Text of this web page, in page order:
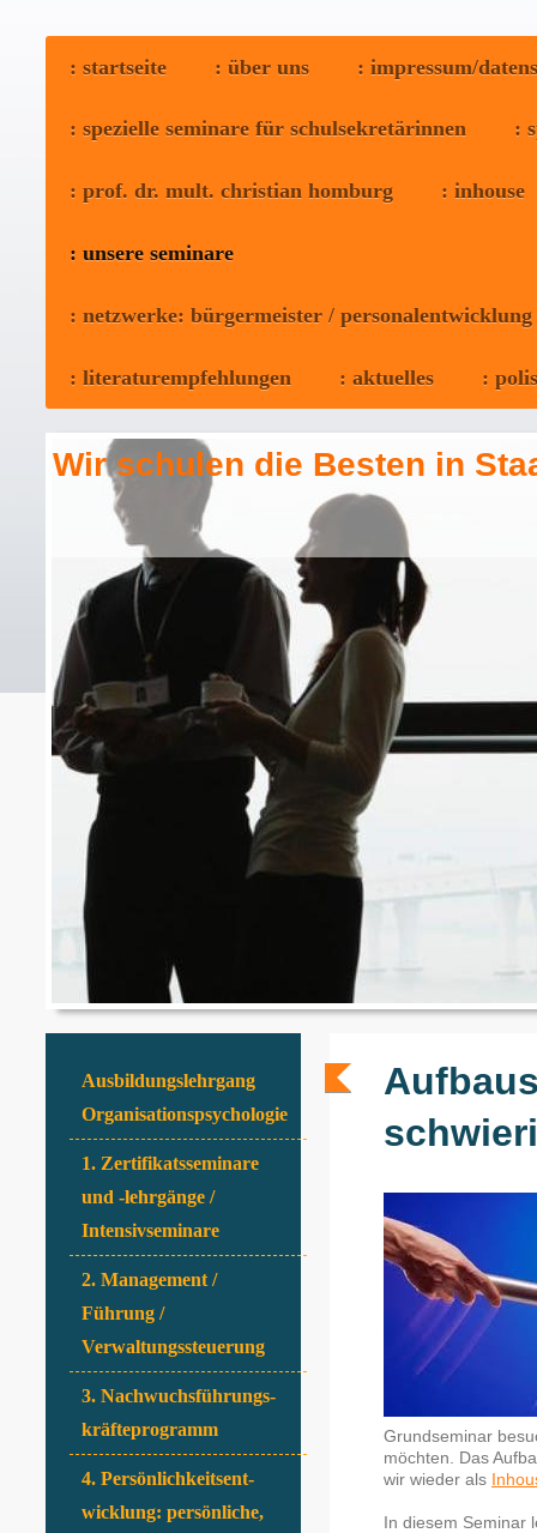
: startseite : über uns : impressum/
: spezielle seminare für schulsekretärinnen :
: prof. dr. mult. christian homburg : inhouse
: unsere seminare
: netzwerke: bürgermeister /
: literaturempfehlungen : aktuelles :
Wir schulen die Besten in
Grundseminar
möchten. Das
wir wieder als
In diesem Seminar
Ausbildungslehrgang
Organisationspsychologie
1. Zertifikatsseminare
und -lehrgänge /
Intensivseminare
2. Management /
Führung /
Verwaltungssteuerung
3. Nachwuchsführungs-
kräfteprogramm
4. Persönlichkeitsent-
wicklung: persönliche,